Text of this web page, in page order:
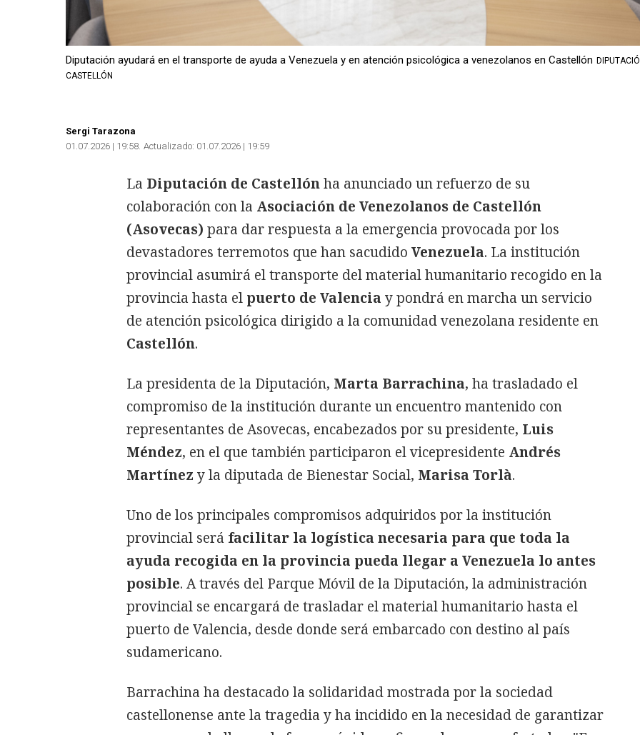
Diputación ayudará en el transporte de ayuda a Venezuela y en atención psicológica a venezolanos en Castellón
CASTELLÓN
Sergi Tarazona
01.07.2026 | 19:58 Actualizado: 01.07.2026 | 19:59
La Diputación de Castellónha anunciado un refuerzo de su
colaboración con la Asociación de Venezolanos de Castellón
(Asovecas) para dar respuesta a la emergencia provocada por los
devastadores terremotos que han sacudido Venezuela. La institución
provincial asumirá el transporte del material humanitario recogido en la
provincia hasta el puerto de Valencia y pondrá en marcha un servicio
de atención psicológica dirigido a la comunidad venezolana residente en
Castellón.
La presidenta de la Diputación, Marta Barrachina, ha trasladado el
compromiso de la institución durante un encuentro mantenido con
representantes de Asovecas, encabezados por su presidente, Luis
Méndez, en el que también participaron el vicepresidente Andrés
Martínez y la diputada de Bienestar Social, Marisa Torlà.
Uno de los principales compromisos adquiridos por la institución
provincial será facilitar la logística necesaria para que toda la
ayuda recogida en la provincia pueda llegar a Venezuela lo antes
posible. A través del Parque Móvil de la Diputación, la administración
provincial se encargará de trasladar el material humanitario hasta el
puerto de Valencia, desde donde será embarcado con destino al país
sudamericano.
Barrachina ha destacado la solidaridad mostrada por la sociedad
castellonense ante la tragedia y ha incidido en la necesidad de garantizar